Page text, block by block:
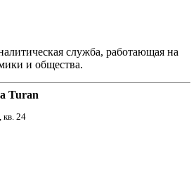
служба, работающая на
и общества.
Turan
кв. 24